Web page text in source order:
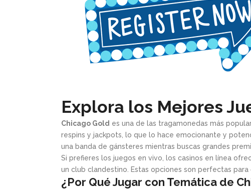
Explora los Mejores
Chicago Gold es una de las tragamonedas más
respins y jackpots, lo que lo hace emocionante y
una banda de gánsteres mientras buscas grandes
Si prefieres los juegos en vivo, los casinos en línea
un club clandestino. Estas opciones son perfectas
¿Por Qué Jugar con Temática de